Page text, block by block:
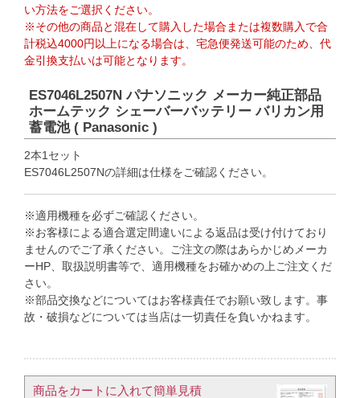
い方法をご選択ください。
※その他の商品と混在して購入した場合または複数購入で合
計税込4000円以上になる場合は、宅急便発送可能のため、代
金引換支払いは可能となります。
ES7046L2507N パナソニック メーカー純正部品
ホームテック シェーバーバッテリー バリカン用
蓄電池 ( Panasonic )
2本1セット
ES7046L2507Nの詳細は仕様をご確認ください。
※適用機種を必ずご確認ください。
※お客様による適合選定間違いによる返品は受け付けており
ませんのでご了承ください。ご注文の際はあらかじめメーカ
ーHP、取扱説明書等で、適用機種をお確かめの上ご注文くだ
さい。
※部品交換などについてはお客様責任でお願い致します。事
故・破損などについては当店は一切責任を負いかねます。
商品をカートに入れて簡単見積​